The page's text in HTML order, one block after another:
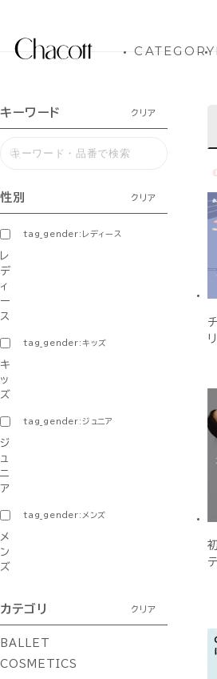
CATEGORY
キーワード クリア
性別 クリア
tag_gender:レディース
レ
デ
ィ
ー
ス
tag_gender:キッズ
キ
ッ
ズ
tag_gender:ジュニア
ジ
ュ
ニ
ア
tag_gender:メンズ
メ
ン
ズ
カテゴリ クリア
BALLET
COSMETICS